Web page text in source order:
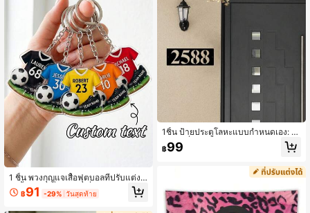
1 ชิ้น พวงกุญแจเสื้อฟุตบอลที่ปรับแต่งไ
ด้, จี้ฟุตบอลที่ปรับแต่งชื่อและหมายเลข,
ของขวัญทีมกีฬา, ของขวัญขอบคุณฟุต
฿91 -29% วันสุดท้าย
1ชิ้น ป้ายประตูโลหะแบบกำหนดเอง: ป้
ายเลขที่ประตูส่วนบุคคล, การออกแบบเ
ลขที่ประตูที่ทันสมัย, ของตกแต่งผนัง, ก
฿99